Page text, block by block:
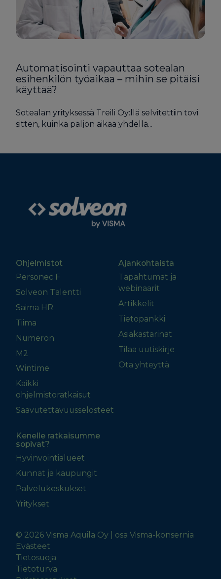
Automatisointi vapauttaa sotealan
esihenkilön työaikaa – mihin se pitäisi
käyttää?
Sotealan yrityksessä Treili Oy:llä selvitettiin tovi
sitten, kuinka paljon aikaa yhdellä...
Ohjelmistot
Personec F
Solveon Talentti
Saima HR
Tiima
Numeron
M2
Wintime
Kaikki
ohjelmistoratkaisut
Saavutettavuusselosteet
Ajankohtaista
Tapahtumat ja
webinaarit
Artikkelit
Tietopankki
Asiakastarinat
Tilaa uutiskirje
Ota yhteyttä
Kenelle ratkaisumme
sopivat?
Hyvinvointialueet
Kunnat ja kaupungit
Palvelukeskukset
Yritykset
© 2026 Visma Aquila Oy | osa Visma-konsernia
Evästeet
Tietosuoja
Tietoturva